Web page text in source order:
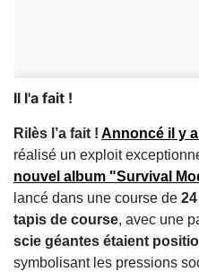
Il l'a fait !
Rilès l’a fait ! Annoncé il y
réalisé un exploit
nouvel album "Survival
lancé dans une course de
tapis de course, avec une
scie géantes étaient
symbolisant les pressions